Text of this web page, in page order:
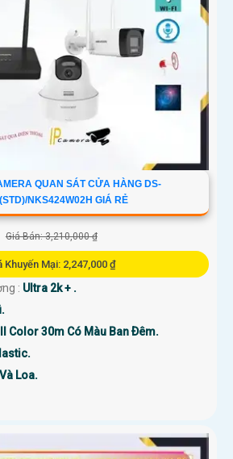
QUAN SÁT CỬA HÀNG DS-
NKS424W02H GIÁ RẺ
Giá Bán: 3,210,000 ₫
Khuyến Mại: 2,247,000 ₫
: Ultra 2k + .
Color 30m Có Màu Ban Ðêm.
Loa.